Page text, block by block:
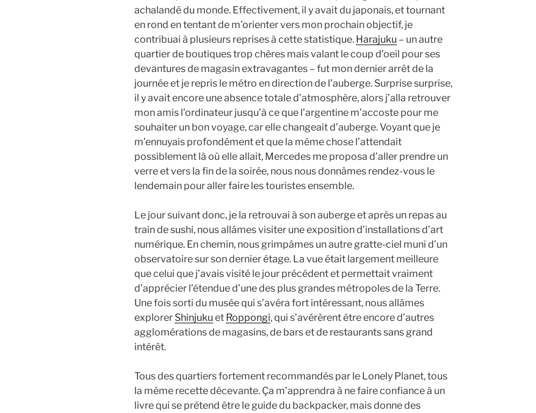
achalandé du monde. Effectivement, il y avait du japonais, et tournant
en rond en tentant de m’orienter vers mon prochain objectif, je
contribuai à plusieurs reprises à cette statistique. Harajuku – un autre
quartier de boutiques trop chères mais valant le coup d’oeil pour ses
devantures de magasin extravagantes – fut mon dernier arrêt de la
journée et je repris le métro en direction de l’auberge. Surprise surprise,
il y avait encore une absence totale d’atmosphère, alors j’alla retrouver
mon amis l’ordinateur jusqu’à ce que l’argentine m’accoste pour me
souhaiter un bon voyage, car elle changeait d’auberge. Voyant que je
m’ennuyais profondément et que la même chose l’attendait
possiblement là où elle allait, Mercedes me proposa d’aller prendre un
verre et vers la fin de la soirée, nous nous donnâmes rendez-vous le
lendemain pour aller faire les touristes ensemble.
Le jour suivant donc, je la retrouvai à son auberge et après un repas au
train de sushi, nous allâmes visiter une exposition d’installations d’art
numérique. En chemin, nous grimpâmes un autre gratte-ciel muni d’un
observatoire sur son dernier étage. La vue était largement meilleure
que celui que j’avais visité le jour précédent et permettait vraiment
d’apprécier l’étendue d’une des plus grandes métropoles de la Terre.
Une fois sorti du musée qui s’avéra fort intéressant, nous allâmes
explorer Shinjuku et Roppongi, qui s’avérèrent être encore d’autres
agglomérations de magasins, de bars et de restaurants sans grand
intérêt.
Tous des quartiers fortement recommandés par le Lonely Planet, tous
la même recette décevante. Ça m’apprendra à ne faire confiance à un
livre qui se prétend être le guide du backpacker, mais donne des